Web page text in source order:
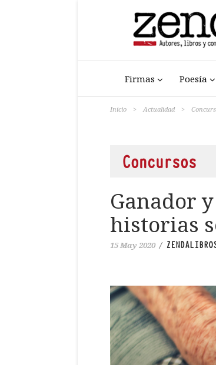
Firmas Poesía
Inicio > Actualidad >
Concursos
Ganador
historias
15 May 2020 /